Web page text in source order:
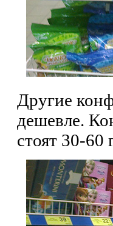
Другие
дешевле.
стоят 30-60